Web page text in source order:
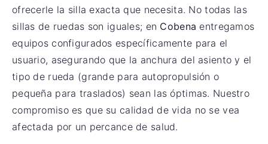
ofrecerle la silla exacta que necesita. No todas las
sillas de ruedas son iguales; en Cobena entregamos
equipos configurados específicamente para el
usuario, asegurando que la anchura del asiento y el
tipo de rueda (grande para autopropulsión o
pequeña para traslados) sean las óptimas. Nuestro
compromiso es que su calidad de vida no se vea
afectada por un percance de salud.